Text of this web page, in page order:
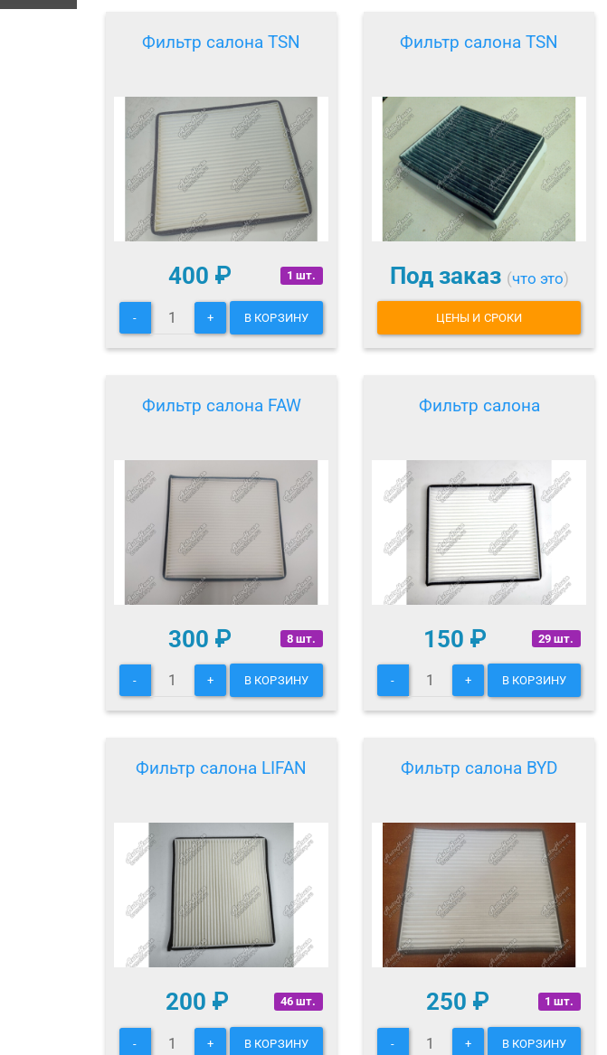
Фильтр салона TSN
1 шт.
400 ₽
- + В КОРЗИНУ
Фильтр салона TSN
Под заказ (что это)
ЦЕНЫ И СРОКИ
Фильтр салона FAW
8 шт.
300 ₽
- + В КОРЗИНУ
Фильтр салона
29 шт.
150 ₽
- + В КОРЗИНУ
Фильтр салона LIFAN
46 шт.
200 ₽
- + В КОРЗИНУ
Фильтр салона BYD
1 шт.
250 ₽
- + В КОРЗИНУ